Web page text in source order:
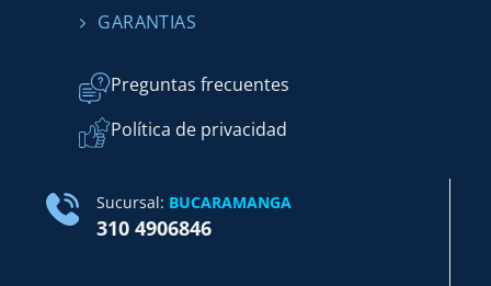
GARANTIAS
Preguntas frecuentes
Política de privacidad
Sucursal: BUCARAMANGA
310 4906846